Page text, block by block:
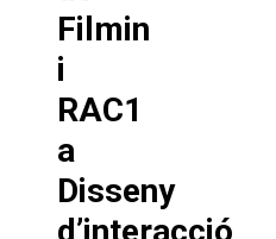
Filmin
i
RAC1
a
Disseny